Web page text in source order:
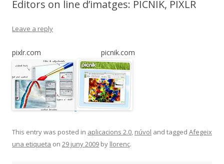
Editors on line d’imatges: PICNIK, PIXLR
Leave a reply
pixlr.com picnik.com
This entry was posted in aplicacions 2.0, núvol and tagged Afegeix
una etiqueta on 29 juny 2009 by llorenç.